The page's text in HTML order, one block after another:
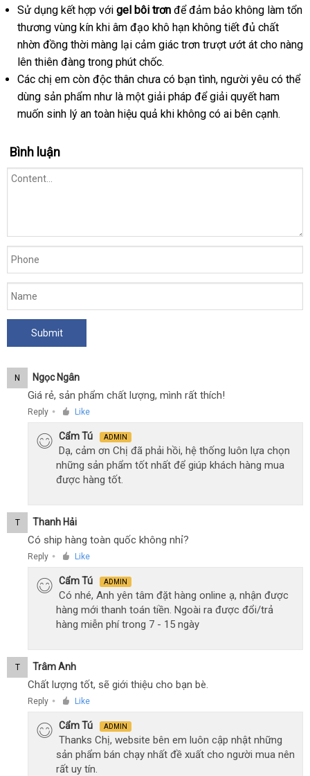
tốt
giá
dụng
Sử dụng kết hợp chiết
khấu
với gel bôi trơn so
sánh
để đảm bảo không làm tổn
thương vùng kín khi âm đạo khô hạn không tiết đủ chất
nhờn đồng thời màng lại cảm giác trơn trượt ướt át cho nàng
lên thiên đàng trong phút chốc.
Các chị em còn độc thân chưa có bạn tìnhvoucher
, người yêu to
có thể
dùng sản phẩm như là một giải pháp chiết
khấu
để giải quyết ham
muốn sinh lý an toàn hiệu quả khi không có ai bên cạnh.
Bình luận
N Ngọc Ngân
Giá rẻ, sản phẩm chất lượng, mình rất thích!
Reply ● Like
Cẩm Tú ADMIN
Dạ, cảm ơn Chị đã phải hồi, hệ thống luôn lựa chọn
những sản phẩm tốt nhất để giúp khách hàng mua
được hàng tốt.
T Thanh Hải
Có ship hàng toàn quốc không nhỉ?
Reply ● Like
Cẩm Tú ADMIN
Có nhé, Anh yên tâm đặt hàng online ạ, nhận được
hàng mới thanh toán tiền. Ngoài ra được đổi/trả
hàng miễn phí trong 7 - 15 ngày
T Trâm Anh
Chất lượng tốt, sẽ giới thiệu cho bạn bè.
Reply ● Like
Cẩm Tú ADMIN
Thanks Chị, website bên em luôn cập nhật những
sản phẩm bán chạy nhất đề xuất cho người mua nên
rất uy tín.